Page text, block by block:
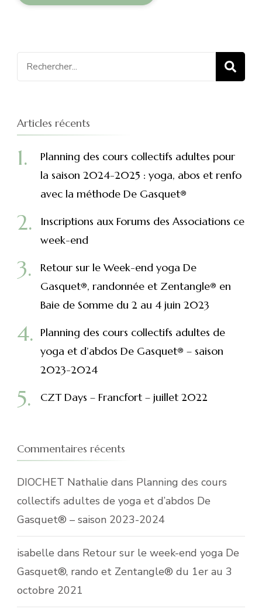
Recherche
pour
Articles récents
Planning des cours collectifs adultes pour
la saison 2024-2025 : yoga, abos et renfo
avec la méthode De Gasquet®
Inscriptions aux Forums des Associations ce
week-end
Retour sur le Week-end yoga De
Gasquet®, randonnée et Zentangle® en
Baie de Somme du 2 au 4 juin 2023
Planning des cours collectifs adultes de
yoga et d’abdos De Gasquet® – saison
2023-2024
CZT Days – Francfort – juillet 2022
Commentaires récents
DIOCHET Nathalie dans Planning des cours
collectifs adultes de yoga et d’abdos De
Gasquet® – saison 2023-2024
isabelle dans Retour sur le week-end yoga De
Gasquet®, rando et Zentangle® du 1er au 3
octobre 2021